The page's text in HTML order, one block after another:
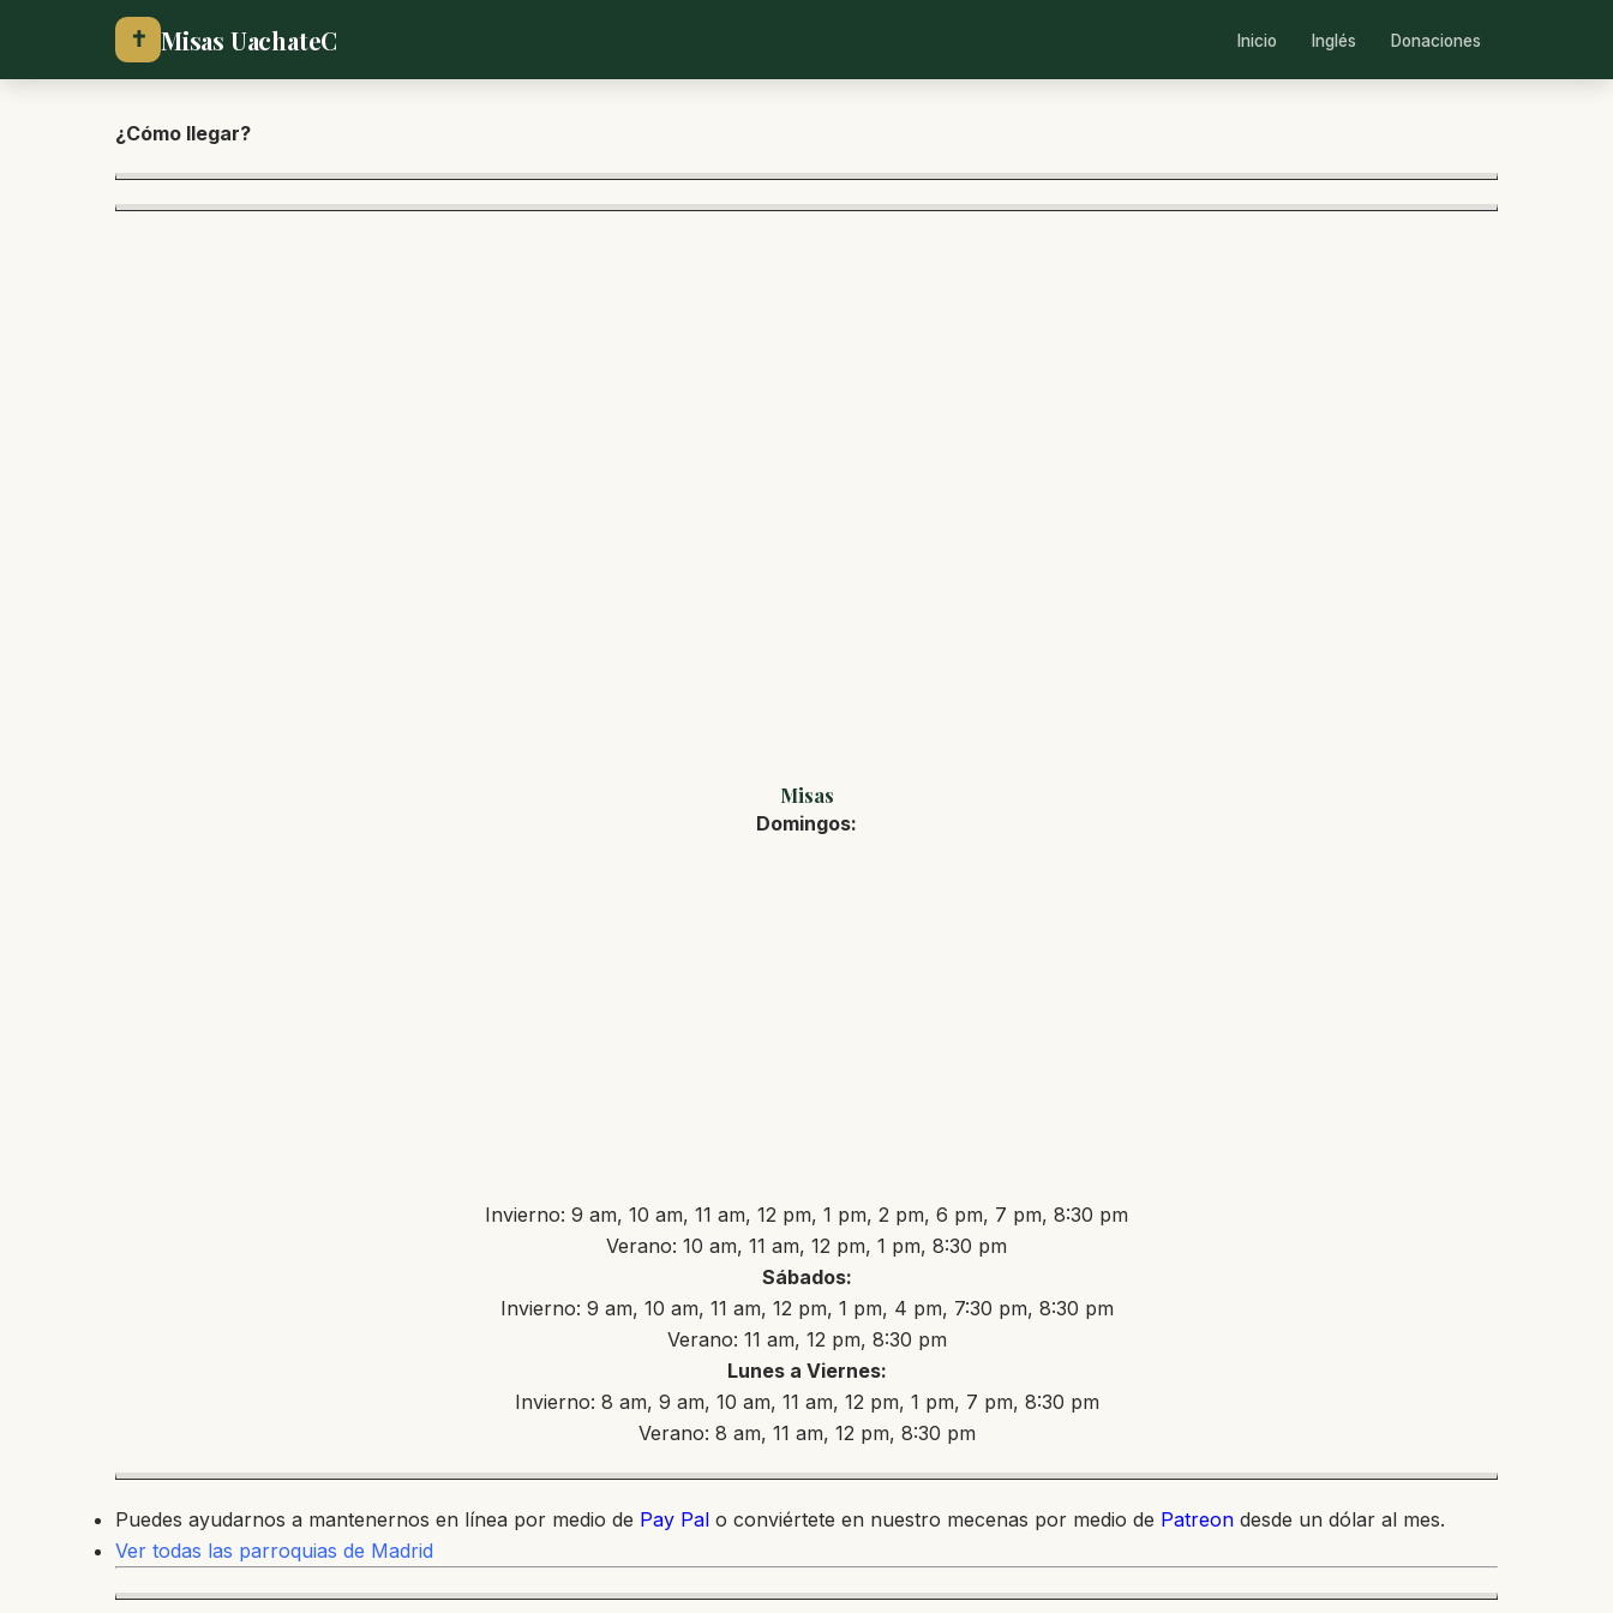
✝ Misas UachateC Inicio Inglés Donaciones
¿Cómo llegar?
Misas
Domingos:
Invierno: 9 am, 10 am, 11 am, 12 pm, 1 pm, 2 pm, 6 pm, 7 pm, 8:30 pm
Verano: 10 am, 11 am, 12 pm, 1 pm, 8:30 pm
Sábados:
Invierno: 9 am, 10 am, 11 am, 12 pm, 1 pm, 4 pm, 7:30 pm, 8:30 pm
Verano: 11 am, 12 pm, 8:30 pm
Lunes a Viernes:
Invierno: 8 am, 9 am, 10 am, 11 am, 12 pm, 1 pm, 7 pm, 8:30 pm
Verano: 8 am, 11 am, 12 pm, 8:30 pm
Puedes ayudarnos a mantenernos en línea por medio de Pay Pal o conviértete en nuestro mecenas por medio de Patreon desde un dólar al mes.
Ver todas las parroquias de Madrid